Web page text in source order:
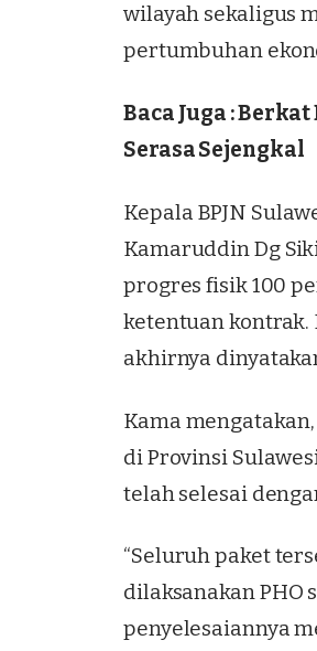
wilayah sekaligus
pertumbuhan
Baca Juga :Berkat
Serasa Sejengkal
Kepala BPJN
Kamaruddin Dg
progres fisik 100
ketentuan kontrak.
akhirnya
Kama
di Provinsi
telah selesai
“Seluruh paket
dilaksanakan PHO
penyelesaiannya